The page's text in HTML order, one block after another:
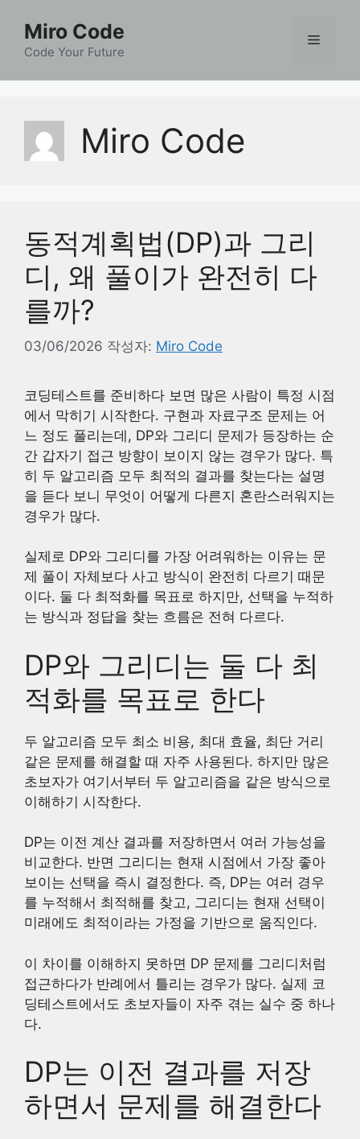
Miro Code
Code Your Future
메
Miro Code
동적계획법(DP)과 그리
디, 왜 풀이가 완전히 다
를까?
03/06/2026 작성자: Miro Code
코딩테스트를 준비하다 보면 많은 사람이 특정 시점
에서 막히기 시작한다. 구현과 자료구조 문제는 어
느 정도 풀리는데, DP와 그리디 문제가 등장하는 순
간 갑자기 접근 방향이 보이지 않는 경우가 많다. 특
히 두 알고리즘 모두 최적의 결과를 찾는다는 설명
을 듣다 보니 무엇이 어떻게 다른지 혼란스러워지는
경우가 많다.
실제로 DP와 그리디를 가장 어려워하는 이유는 문
제 풀이 자체보다 사고 방식이 완전히 다르기 때문
이다. 둘 다 최적화를 목표로 하지만, 선택을 누적하
는 방식과 정답을 찾는 흐름은 전혀 다르다.
DP와 그리디는 둘 다 최
적화를 목표로 한다
두 알고리즘 모두 최소 비용, 최대 효율, 최단 거리
같은 문제를 해결할 때 자주 사용된다. 하지만 많은
초보자가 여기서부터 두 알고리즘을 같은 방식으로
이해하기 시작한다.
DP는 이전 계산 결과를 저장하면서 여러 가능성을
비교한다. 반면 그리디는 현재 시점에서 가장 좋아
보이는 선택을 즉시 결정한다. 즉, DP는 여러 경우
를 누적해서 최적해를 찾고, 그리디는 현재 선택이
미래에도 최적이라는 가정을 기반으로 움직인다.
이 차이를 이해하지 못하면 DP 문제를 그리디처럼
접근하다가 반례에서 틀리는 경우가 많다. 실제 코
딩테스트에서도 초보자들이 자주 겪는 실수 중 하나
다.
DP는 이전 결과를 저장
하면서 문제를 해결한다